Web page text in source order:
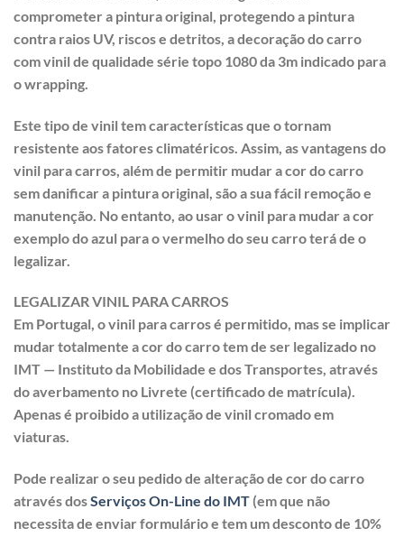
comprometer a pintura original, protegendo a pintura
contra raios UV, riscos e detritos, a decoração do carro
com vinil de qualidade série topo 1080 da 3m indicado para
o wrapping.
Este tipo de vinil tem características que o tornam
resistente aos fatores climatéricos. Assim, as vantagens do
vinil para carros, além de permitir mudar a cor do carro
sem danificar a pintura original, são a sua fácil remoção e
manutenção. No entanto, ao usar o vinil para mudar a cor
exemplo do azul para o vermelho do seu carro terá de o
legalizar.
LEGALIZAR VINIL PARA CARROS
Em Portugal, o vinil para carros é permitido, mas se implicar
mudar totalmente a cor do carro tem de ser legalizado no
IMT — Instituto da Mobilidade e dos Transportes, através
do averbamento no Livrete (certificado de matrícula).
Apenas é proibido a utilização de vinil cromado em
viaturas.
Pode realizar o seu pedido de alteração de cor do carro
através dosServiços On-Line do IMT (em que não
necessita de enviar formulário e tem um desconto de 10%